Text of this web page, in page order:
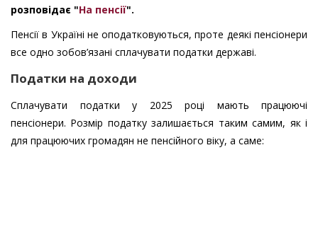
розповідає "На пенсії".
Пенсії в Україні не оподатковуються, проте деякі пенсіонери
все одно зобов’язані сплачувати податки державі.
Податки на доходи
Сплачувати податки у 2025 році мають працюючі
пенсіонери. Розмір податку залишається таким самим, як і
для працюючих громадян не пенсійного віку, а саме: